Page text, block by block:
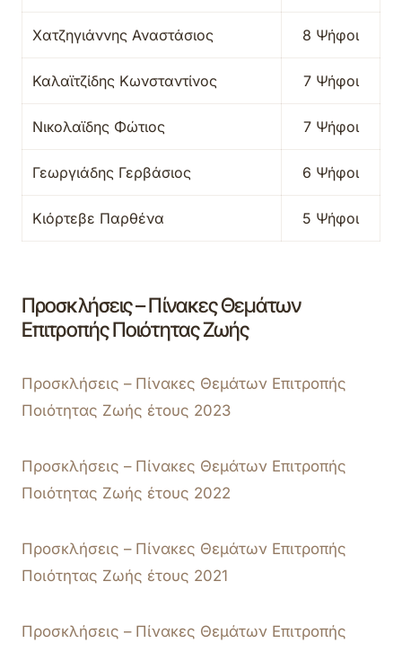
Χατζηγιάννης Αναστάσιος 8 Ψήφοι
Καλαϊτζίδης Κωνσταντίνος 7 Ψήφοι
Νικολαϊδης Φώτιος 7 Ψήφοι
Γεωργιάδης Γερβάσιος 6 Ψήφοι
Κιόρτεβε Παρθένα 5 Ψήφοι
Προσκλήσεις – Πίνακες Θεμάτων
Επιτροπής Ποιότητας Ζωής
Προσκλήσεις – Πίνακες Θεμάτων Επιτροπής
Ποιότητας Ζωής έτους 2023
Προσκλήσεις – Πίνακες Θεμάτων Επιτροπής
Ποιότητας Ζωής έτους 2022
Προσκλήσεις – Πίνακες Θεμάτων Επιτροπής
Ποιότητας Ζωής έτους 2021
Προσκλήσεις – Πίνακες Θεμάτων Επιτροπής